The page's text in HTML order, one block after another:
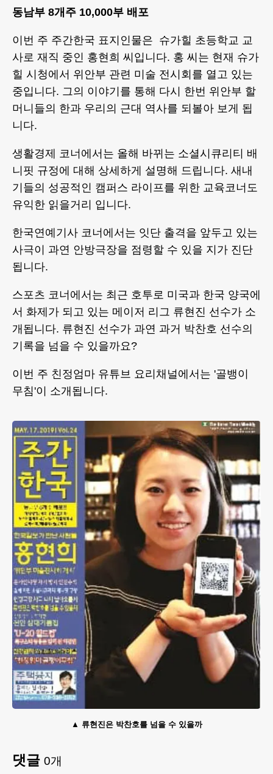
동남부 8개주 10,000부 배포
이번 주 주간한국 표지인물은 슈가힐 초등학교 교
사로 재직 중인 홍현희 씨입니다. 홍 씨는 현재 슈가
힐 시청에서 위안부 관련 미술 전시회를 열고 있는
중입니다. 그의 이야기를 통해 다시 한번 위안부 할
머니들의 한과 우리의 근대 역사를 되볼아 보게 됩
니다.
생활경제 코너에서는 올해 바뀌는 소셜시큐리티 배
니핏 규정에 대해 상세하게 설명해 드립니다. 새내
기들의 성공적인 캠퍼스 라이프를 위한 교육코너도
유익한 읽을거리 입니다.
한국연예기사 코너에서는 잇단 출격을 앞두고 있는
사극이 과연 안방극장을 점령할 수 있을 지가 진단
됩니다.
스포츠 코너에서는 최근 호투로 미국과 한국 양국에
서 화제가 되고 있는 메이저 리그 류현진 선수가 소
개됩니다. 류현진 선수가 과연 과거 박찬호 선수의
기록을 넘을 수 있을까요?
이번 주 친정엄마 유튜브 요리채널에서는 '골뱅이
무침'이 소개됩니다.
류현진은 박찬호를 넘을 수 있을까
댓글 0개